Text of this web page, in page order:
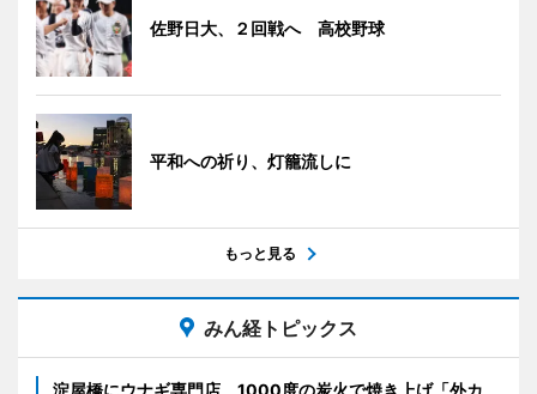
佐野日大、２回戦へ 高校野球
平和への祈り、灯籠流しに
もっと見る
みん経トピックス
淀屋橋にウナギ専門店 1000度の炭火で焼き上げ「外カ